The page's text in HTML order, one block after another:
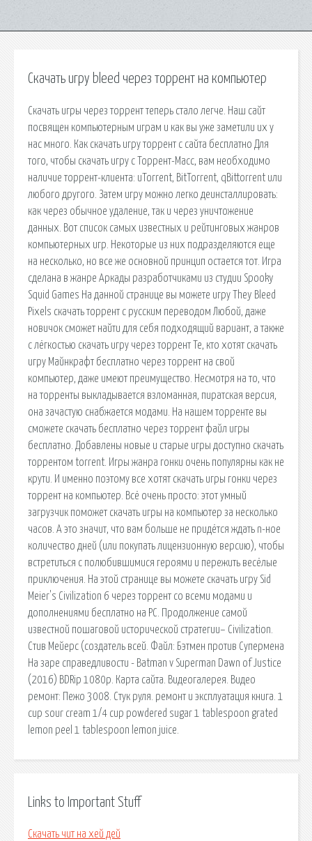
Скачать игру bleed через торрент на компьютер
Скачать игры через торрент теперь стало легче. Наш сайт
посвящен компьютерным играм и как вы уже заметили их у
нас много. Как скачать игру торрент с сайта бесплатно Для
того, чтобы скачать игру с Торрент-Масс, вам необходимо
наличие торрент-клиента: uTorrent, BitTorrent, qBittorrent или
любого другого. Затем игру можно легко деинсталлировать:
как через обычное удаление, так и через уничтожение
данных. Вот список самых известных и рейтинговых жанров
компьютерных игр. Некоторые из них подразделяются еще
на несколько, но все же основной принцип остается тот. Игра
сделана в жанре Аркады разработчиками из студии Spooky
Squid Games На данной странице вы можете игру They Bleed
Pixels скачать торрент с русским переводом Любой, даже
новичок сможет найти для себя подходящий вариант, а также
с лёгкостью скачать игру через торрент Те, кто хотят скачать
игру Майнкрафт бесплатно через торрент на свой
компьютер, даже имеют преимущество. Несмотря на то, что
на торренты выкладывается взломанная, пиратская версия,
она зачастую снабжается модами. На нашем торренте вы
сможете скачать бесплатно через торрент файл игры
бесплатно. Добавлены новые и старые игры доступно скачать
торрентом torrent. Игры жанра гонки очень популярны как не
крути. И именно поэтому все хотят скачать игры гонки через
торрент на компьютер. Всё очень просто: этот умный
загрузчик поможет скачать игры на компьютер за несколько
часов. А это значит, что вам больше не придётся ждать n-ное
количество дней (или покупать лицензионную версию), чтобы
встретиться с полюбившимися героями и пережить весёлые
приключения. На этой странице вы можете скачать игру Sid
Meier's Civilization 6 через торрент со всеми модами и
дополнениями бесплатно на PC. Продолжение самой
известной пошаговой исторической стратегии– Civilization.
Стив Мейерс (создатель всей. Файл: Бэтмен против Супермена
На заре справедливости - Batman v Superman Dawn of Justice
(2016) BDRip 1080p. Карта сайта. Видеогалерея. Видео
ремонт: Пежо 3008. Стук руля. ремонт и эксплуатация книга. 1
cup sour cream 1/4 cup powdered sugar 1 tablespoon grated
lemon peel 1 tablespoon lemon juice.
Links to Important Stuff
Скачать чит на хей дей